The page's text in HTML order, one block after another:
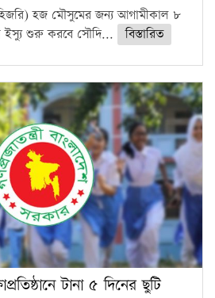
হজ মৌসুমের জন্য আগামীকাল ৮
ইস্যু শুরু করবে সৌদি...
বিস্তারিত
টানা ৫ দিনের ছুটি